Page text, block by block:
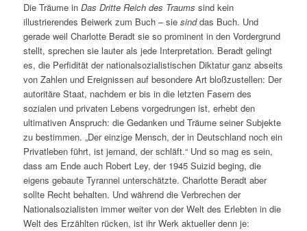
Die Träume in Das Dritte Reich des Traums sind kein
illustrierendes Beiwerk zum Buch – sie sinddas Buch. Und
gerade weil Charlotte Beradt sie so prominent in den Vordergrund
stellt, sprechen sie lauter als jede Interpretation. Beradt gelingt
es, die Perfidität der nationalsozialistischen Diktatur ganz abseits
von Zahlen und Ereignissen auf besondere Art bloßzustellen: Der
autoritäre Staat, nachdem er bis in die letzten Fasern des
sozialen und privaten Lebens vorgedrungen ist, erhebt den
ultimativen Anspruch: die Gedanken und Träume seiner Subjekte
zu bestimmen. „Der einzige Mensch, der in Deutschland noch ein
Privatleben führt, ist jemand, der schläft.“ Und so mag es sein,
dass am Ende auch Robert Ley, der 1945 Suizid beging, die
eigens gebaute Tyrannei unterschätzte. Charlotte Beradt aber
sollte Recht behalten. Und während die Verbrechen der
Nationalsozialisten immer weiter von der Welt des Erlebten in die
Welt des Erzählten rücken, ist ihr Werk aktueller denn je: